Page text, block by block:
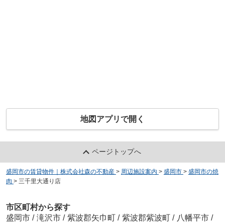
地図アプリで開く
ページトップへ
盛岡市の賃貸物件｜株式会社森の不動産 > 周辺施設案内 > 盛岡市 > 盛岡市の焼
肉 > 三千里大通り店
市区町村から探す
盛岡市 / 滝沢市 / 紫波郡矢巾町 / 紫波郡紫波町 / 八幡平市 /